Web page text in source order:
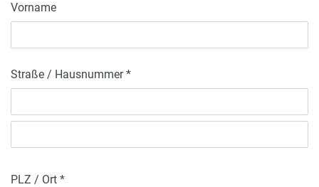
Vorname
Straße / Hausnummer *
PLZ / Ort *